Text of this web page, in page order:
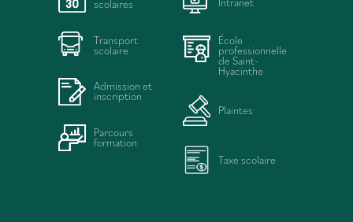
scolaires
Transport
scolaire
Admission et
inscription
Parcours
formation
École
professionnelle
de Saint-
Hyacinthe
Plaintes
Taxe scolaire